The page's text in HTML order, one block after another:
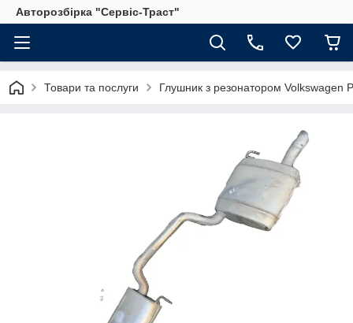
Авторозбірка "Сервіс-Траст"
Товари та послуги Глушник з резонатором Volkswagen